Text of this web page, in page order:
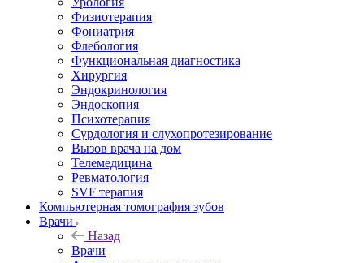
Физиотерапия
Фониатрия
Флебология
Функциональная диагностика
Хирургия
Эндокринология
Эндоскопия
Психотерапия
Сурдология и слухопротезирование
Вызов врача на дом
Телемедицина
Ревматология
SVF терапия
Компьютерная томография зубов
Врачи
Назад
Врачи